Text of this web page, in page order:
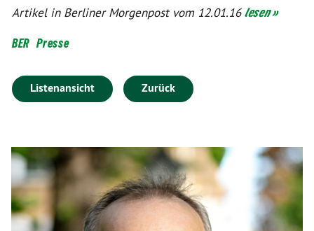
Artikel in Berliner Morgenpost vom 12.01.16lesen »
BER Presse
Listenansicht Zurück